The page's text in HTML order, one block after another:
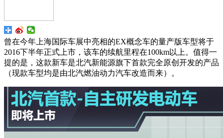
曾在今年上海国际车展中亮相的EX概念车的量产版车型将于
2016下半年正式上市，该车的续航里程在100km以上。值得一
提的是，这款新车是北汽新能源旗下首款完全原创开发的产品
（现款车型均是由北汽燃油动力汽车改造而来）。